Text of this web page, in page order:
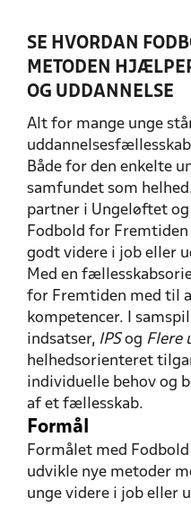
SE HVORDAN
METODEN
OG UDDANNELSE
Alt for mange unge
Både for den enkelte
samfundet som
partner i Ungeløftet
Fodbold for
godt videre i job eller
Med en
for Fremtiden med til
kompetencer. I
indsatser, IPS og Flere
helhedsorienteret
individuelle behov og
af et fællesskab.
Formål
Formålet med
udvikle nye metoder
unge videre i job eller